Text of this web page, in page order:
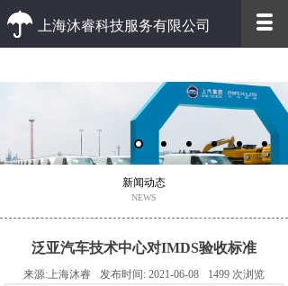
上海沐睿科技服务有限公司
优质的客户服务 高效的办事效率
新闻动态
NEWS
泛亚汽车技术中心对IMDS验收标准
来源:上海沐睿 发布时间: 2021-06-08 1499 次浏览